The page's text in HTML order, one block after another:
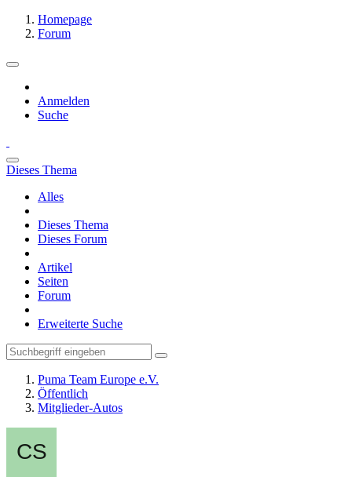
Homepage
Forum
Anmelden
Suche
Dieses Thema
Alles
Dieses Thema
Dieses Forum
Artikel
Seiten
Forum
Erweiterte Suche
Puma Team Europe e.V.
Öffentlich
Mitglieder-Autos